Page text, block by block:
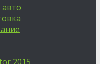
2015